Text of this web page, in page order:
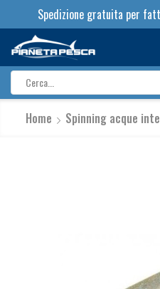
Spedizione gratuita per
Home Spinning acque